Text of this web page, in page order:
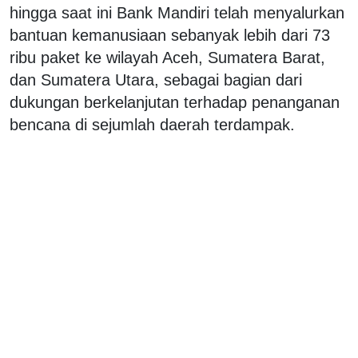
hingga saat ini Bank Mandiri telah menyalurkan
bantuan kemanusiaan sebanyak lebih dari 73
ribu paket ke wilayah Aceh, Sumatera Barat,
dan Sumatera Utara, sebagai bagian dari
dukungan berkelanjutan terhadap penanganan
bencana di sejumlah daerah terdampak.